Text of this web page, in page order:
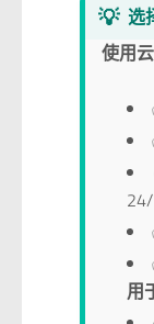
💡 选
使用
用